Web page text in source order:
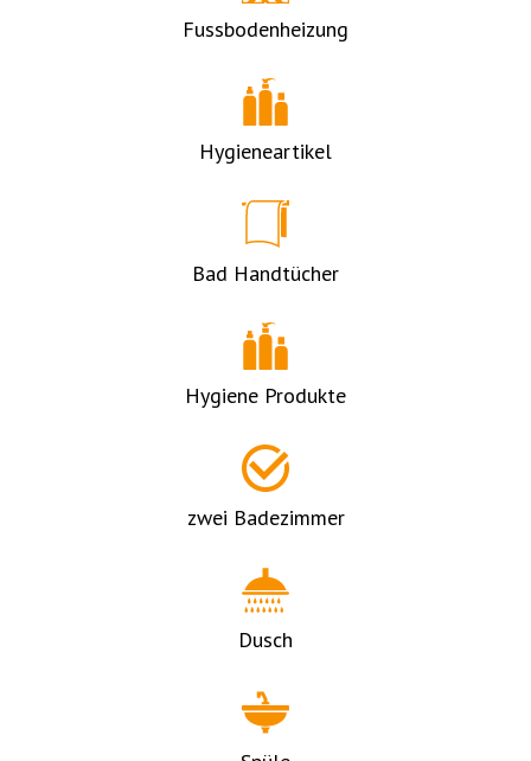
Fussbodenheizung
Hygieneartikel
Bad Handtücher
Hygiene Produkte
zwei Badezimmer
Dusch